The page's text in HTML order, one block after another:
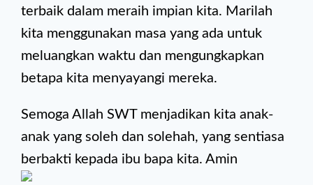
terbaik dalam meraih impian kita. Marilah
kita menggunakan masa yang ada untuk
meluangkan waktu dan mengungkapkan
betapa kita menyayangi mereka.
Semoga Allah SWT menjadikan kita anak-
anak yang soleh dan solehah, yang sentiasa
berbakti kepada ibu bapa kita. Amin